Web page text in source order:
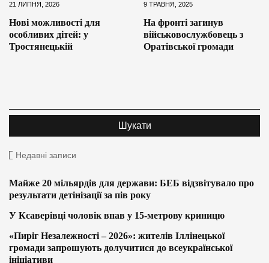
21 ЛИПНЯ, 2026
Нові можливості для
особливих дітей: у
Тростянецькій
9 ТРАВНЯ, 2025
На фронті загинув
військовослужбовець з
Оратівської громади
Недавні записи
Майже 20 мільярдів для держави: БЕБ відзвітувало про
результати детінізації за пів року
У Ксаверівці чоловік впав у 15-метрову криницю
«Пиріг Незалежності – 2026»: жителів Іллінецької
громади запрошують долучитися до всеукраїнської
ініціативи